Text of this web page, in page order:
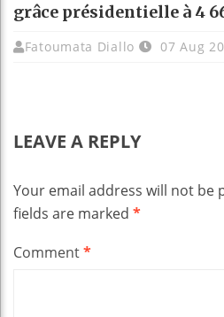
grâce présidentielle à 4
Fatoumata Diallo 07 Aug
LEAVE A REPLY
Your email address will not be
fields are marked *
Comment*